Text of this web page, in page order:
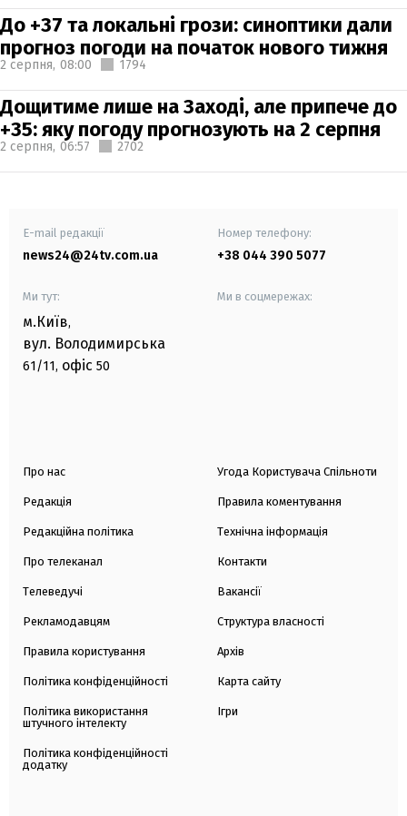
До +37 та локальні грози: синоптики дали
прогноз погоди на початок нового тижня
2 серпня, 08:00 1794
Дощитиме лише на Заході, але припече до
+35: яку погоду прогнозують на 2 серпня
2 серпня, 06:57 2702
E-mail редакції
news24@24tv.com.ua
Номер телефону:
+38 044 390 5077
Ми тут:
м.Київ,
вул. Володимирська
61/11, офіс 50
Ми в соцмережах:
Про нас
Редакція
Редакційна політика
Про телеканал
Телеведучі
Рекламодавцям
Правила користування
Політика конфіденційності
Політика використання
штучного інтелекту
Політика конфіденційності
додатку
Угода Користувача Спільноти
Правила коментування
Технічна інформація
Контакти
Вакансії
Структура власності
Архів
Карта сайту
Ігри